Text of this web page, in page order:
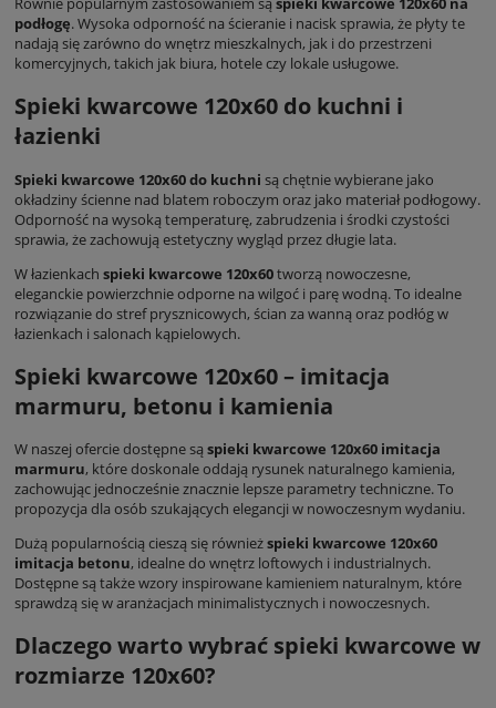
podłogę. Wysoka odporność na ścieranie i nacisk sprawia, że płyty te
nadają się zarówno do wnętrz mieszkalnych, jak i do przestrzeni
komercyjnych, takich jak biura, hotele czy lokale usługowe.
Spieki kwarcowe 120x60 do kuchni i
łazienki
Spieki kwarcowe 120x60 do kuchni są chętnie wybierane jako
okładziny ścienne nad blatem roboczym oraz jako materiał podłogowy.
Odporność na wysoką temperaturę, zabrudzenia i środki czystości
sprawia, że zachowują estetyczny wygląd przez długie lata.
W łazienkach spieki kwarcowe 120x60tworzą nowoczesne,
eleganckie powierzchnie odporne na wilgoć i parę wodną. To idealne
rozwiązanie do stref prysznicowych, ścian za wanną oraz podłóg w
łazienkach i salonach kąpielowych.
Spieki kwarcowe 120x60 – imitacja
marmuru, betonu i kamienia
W naszej ofercie dostępne są spieki kwarcowe 120x60 imitacja
marmuru, które doskonale oddają rysunek naturalnego kamienia,
zachowując jednocześnie znacznie lepsze parametry techniczne. To
propozycja dla osób szukających elegancji w nowoczesnym wydaniu.
Dużą popularnością cieszą się równieżspieki kwarcowe 120x60
imitacja betonu, idealne do wnętrz loftowych i industrialnych.
Dostępne są także wzory inspirowane kamieniem naturalnym, które
sprawdzą się w aranżacjach minimalistycznych i nowoczesnych.
Dlaczego warto wybrać spieki kwarcowe w
rozmiarze 120x60?